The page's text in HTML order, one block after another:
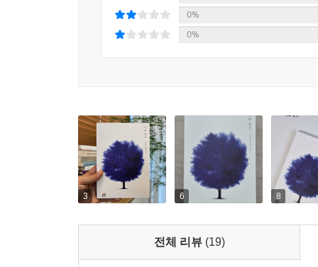
0%
0%
3 6 8
전체 리뷰 (19)